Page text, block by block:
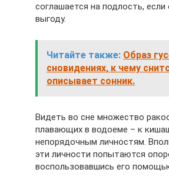
соглашается на подлость,
выгоду.
Читайте также: Образ
сновидениях, к чему
описывает сонник.
Видеть во сне множество
плавающих в водоеме – к
непорядочным личностям.
эти личности попытаются
воспользовавшись его